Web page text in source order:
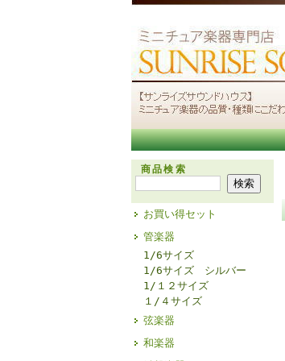
商品検索
お買い得セット
管楽器
1/6サイズ
1/6サイズ シルバー
1/１２サイズ
１/４サイズ
弦楽器
和楽器